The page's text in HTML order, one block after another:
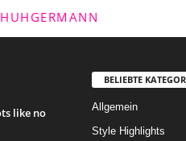
like no
BELIEBTE
Allgemein
Style Highlights